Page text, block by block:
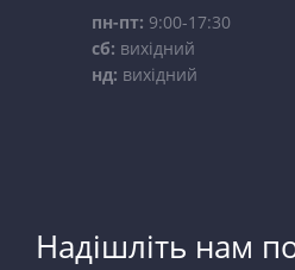
пн-пт: 9:00-17:30
сб: вихідний
нд: вихідний
Надішліть нам